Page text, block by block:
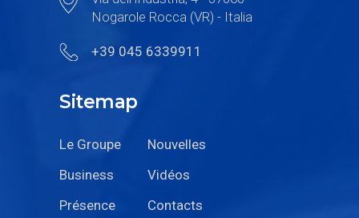
Nogarole Rocca (VR) - Italia
+39 045 6339911
Sitemap
Le Groupe
Nouvelles
Business
Vidéos
Présence
Contacts